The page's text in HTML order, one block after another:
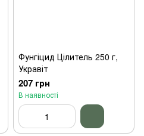
Фунгіцид Цілитель 250 г,
Укравіт
207 грн
В наявності